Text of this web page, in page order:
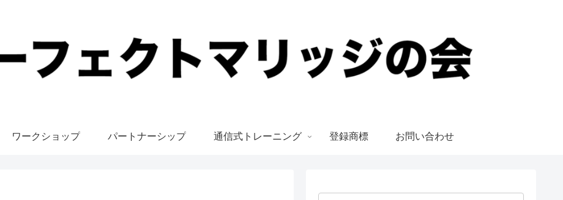
ワークショップ パートナーシップ 通信式トレーニング 登録商標 お問い合わせ